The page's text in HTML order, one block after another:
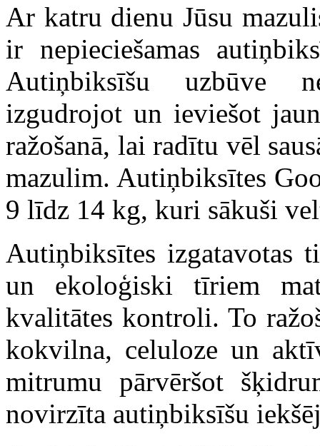
Ar katru dienu Jūsu
ir nepieciešamas
Autiņbiksīšu uzbūve
izgudrojot un ieviešot
ražošanā, lai radītu vēl
mazulim. Autiņbiksītes
9 līdz 14 kg, kuri sākuši
Autiņbiksītes izgatavotas
un ekoloģiski tīriem
kvalitātes kontroli. To
kokvilna, celuloze un
mitrumu pārvēršot
novirzīta autiņbiksīšu